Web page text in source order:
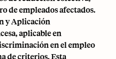
de empleados afectados.
y Aplicación
aplicable en
en el empleo
de criterios. Esta